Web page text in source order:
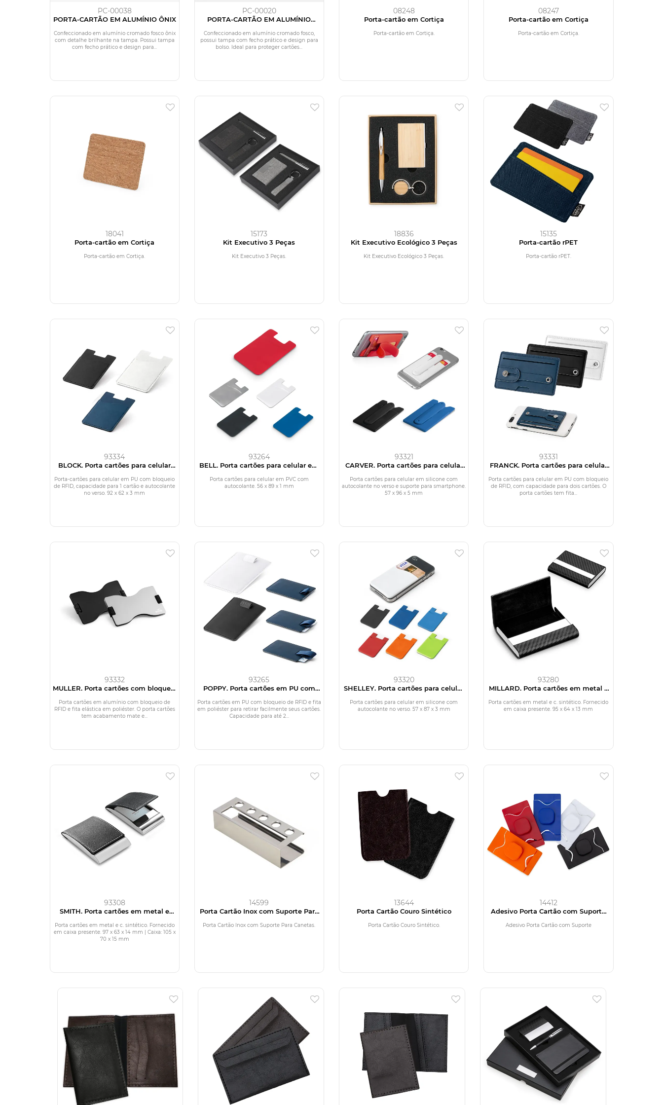
PC-00038
PORTA-CARTÃO EM ALUMÍNIO ÔNIX
Confeccionado em alumínio cromado fosco ônix
com detalhe brilhante na tampa. Possui tampa
com fecho prático e design para...
PC-00020
PORTA-CARTÃO EM ALUMÍNIO
Confeccionado em alumínio cromado fosco,
possui tampa com fecho prático e design para
bolso. Ideal para proteger cartões...
08248
Porta-cartão em Cortiça
Porta-cartão em Cortiça.
08247
Porta-cartão em Cortiça
Porta-cartão em Cortiça.
18041
Porta-cartão em Cortiça
Porta-cartão em Cortiça.
15173
Kit Executivo 3 Peças
Kit Executivo 3 Peças.
18836
Kit Executivo Ecológico 3 Peças
Kit Executivo Ecológico 3 Peças.
15135
Porta-cartão rPET
Porta-cartão rPET.
93334
BLOCK. Porta cartões para celular
Porta-cartões para celular em PU com bloqueio
de RFID, capacidade para 1 cartão e autocolante
no verso. 92 x 62 x 3 mm
93264
BELL. Porta cartões para celular em
Porta cartões para celular em PVC com
autocolante. 56 x 89 x 1 mm
93321
CARVER. Porta cartões para celular
Porta cartões para celular em silicone com
autocolante no verso e suporte para smartphone.
57 x 96 x 5 mm
93331
FRANCK. Porta cartões para celular
Porta cartões para celular em PU com bloqueio
de RFID, com capacidade para dois cartões. O
porta cartões tem fita...
93332
MULLER. Porta cartões com bloqueio
Porta cartões em alumínio com bloqueio de
RFID e fita elástica em poliéster. O porta cartões
tem acabamento mate e...
93265
POPPY. Porta cartões em PU com
Porta cartões em PU com bloqueio de RFID e fita
em poliéster para retirar facilmente seus cartões.
Capacidade para até 2...
93320
SHELLEY. Porta cartões para celular
Porta cartões para celular em silicone com
autocolante no verso. 57 x 87 x 3 mm
93280
MILLARD. Porta cartões em metal e
Porta cartões em metal e c. sintético. Fornecido
em caixa presente. 95 x 64 x 13 mm
93308
SMITH. Porta cartões em metal e
Porta cartões em metal e c. sintético. Fornecido
em caixa presente. 97 x 63 x 14 mm | Caixa: 105 x
70 x 15 mm
14599
Porta Cartão Inox com Suporte Para
Porta Cartão Inox com Suporte Para Canetas.
13644
Porta Cartão Couro Sintético
Porta Cartão Couro Sintético.
14412
Adesivo Porta Cartão com Suporte
Adesivo Porta Cartão com Suporte